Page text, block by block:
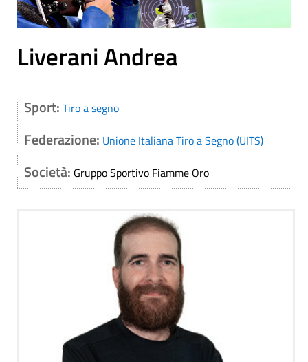
Liverani Andrea
Sport: Tiro a segno
Federazione: Unione Italiana Tiro a Segno (UITS)
Società: Gruppo Sportivo Fiamme Oro